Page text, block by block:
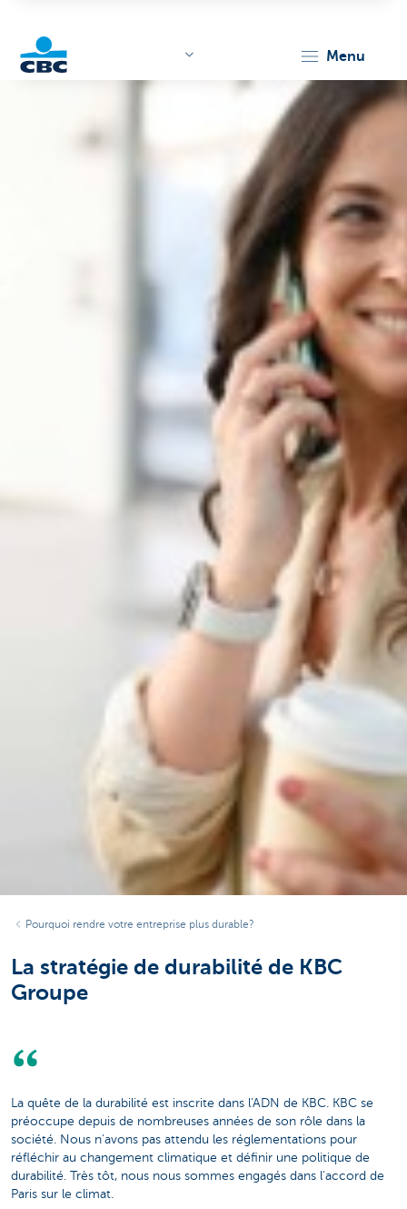
menu
Pourquoi rendre votre entreprise plus durable?
La stratégie de durabilité de KBC
Groupe
La quête de la durabilité est inscrite dans l'ADN de KBC. KBC se
préoccupe depuis de nombreuses années de son rôle dans la
société. Nous n'avons pas attendu les réglementations pour
réfléchir au changement climatique et définir une politique de
durabilité. Très tôt, nous nous sommes engagés dans l'accord de
Paris sur le climat.